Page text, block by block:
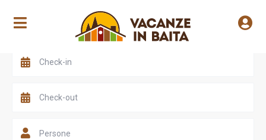
Scegli una valle
Persone